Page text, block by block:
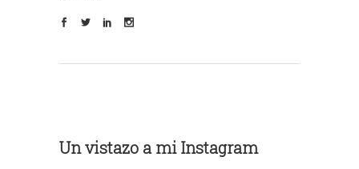
Un vistazo a mi Instagram